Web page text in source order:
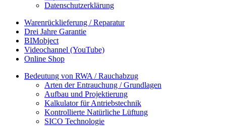
Datenschutzerklärung
Warenrücklieferung / Reparatur
Drei Jahre Garantie
BIMobject
Videochannel (YouTube)
Online Shop
Bedeutung von RWA / Rauchabzug
Arten der Entrauchung / Grundlagen
Aufbau und Projektierung
Kalkulator für Antriebstechnik
Kontrollierte Natürliche Lüftung
SICO Technologie